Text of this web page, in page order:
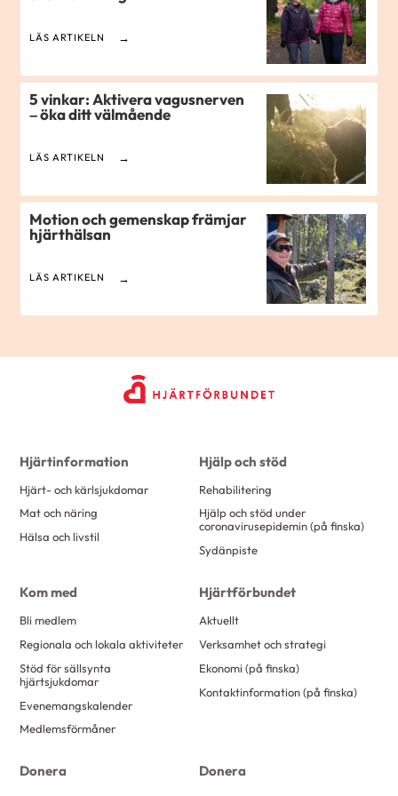
LÄS ARTIKELN
5 vinkar: Aktivera vagusnerven
– öka ditt välmående
LÄS ARTIKELN
Motion och gemenskap främjar
hjärthälsan
LÄS ARTIKELN
Hjärtinformation
Hjärt- och kärlsjukdomar
Mat och näring
Hälsa och livstil
Hjälp och stöd
Rehabilitering
Hjälp och stöd under
coronavirusepidemin (på finska)
Sydänpiste
Kom med
Bli medlem
Regionala och lokala aktiviteter
Stöd för sällsynta
hjärtsjukdomar
Evenemangskalender
Medlemsförmåner
Hjärtförbundet
Aktuellt
Verksamhet och strategi
Ekonomi (på finska)
Kontaktinformation (på finska)
Donera Donera